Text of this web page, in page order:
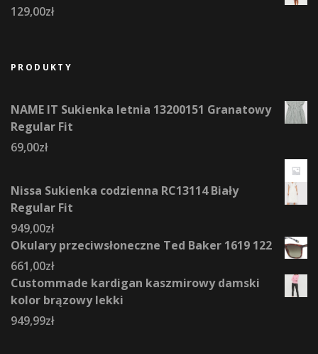
129,00zł
PRODUKTY
NAME IT Sukienka letnia 13200151 Granatowy
Regular Fit
69,00zł
Nissa Sukienka codzienna RC13114 Biały
Regular Fit
949,00zł
Okulary przeciwsłoneczne Ted Baker 1619 122
661,00zł
Custommade kardigan kaszmirowy damski
kolor brązowy lekki
949,99zł